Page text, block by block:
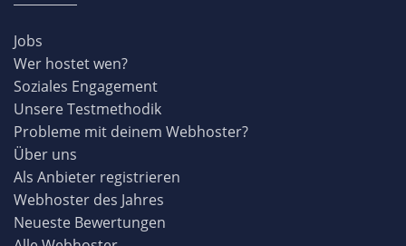
Jobs
Wer hostet wen?
Soziales Engagement
Unsere Testmethodik
Probleme mit deinem Webhoster?
Über uns
Als Anbieter registrieren
Webhoster des Jahres
Neueste Bewertungen